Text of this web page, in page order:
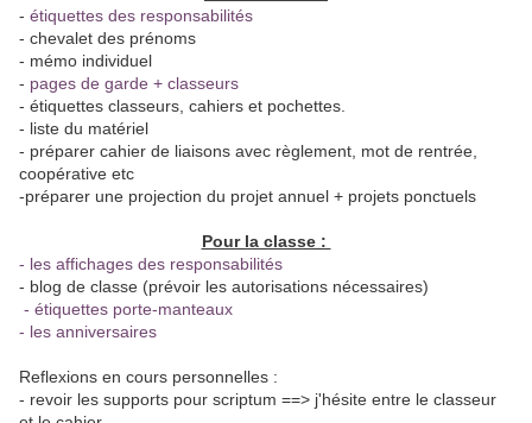
- étiquettes des responsabilités
- chevalet des prénoms
- mémo individuel
- pages de garde + classeurs
- étiquettes classeurs, cahiers et pochettes.
- liste du matériel
- préparer cahier de liaisons avec règlement, mot de rentrée,
coopérative etc
-préparer une projection du projet annuel + projets ponctuels
Pour la classe :
- les affichages des responsabilités
- blog de classe (prévoir les autorisations nécessaires)
- étiquettes porte-manteaux
- les anniversaires
Reflexions en cours personnelles :
- revoir les supports pour scriptum ==> j'hésite entre le classeur